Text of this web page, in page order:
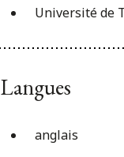
Université de
Langues
anglais